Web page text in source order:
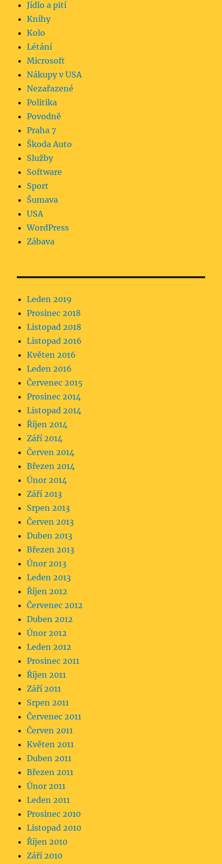
Jídlo a pití
Knihy
Kolo
Létání
Microsoft
Nákupy v USA
Nezařazené
Politika
Povodně
Praha 7
Škoda Auto
Služby
Software
Sport
Šumava
USA
WordPress
Zábava
Leden 2019
Prosinec 2018
Listopad 2018
Listopad 2016
Květen 2016
Leden 2016
Červenec 2015
Prosinec 2014
Listopad 2014
Říjen 2014
Září 2014
Červen 2014
Březen 2014
Únor 2014
Září 2013
Srpen 2013
Červen 2013
Duben 2013
Březen 2013
Únor 2013
Leden 2013
Říjen 2012
Červenec 2012
Duben 2012
Únor 2012
Leden 2012
Prosinec 2011
Říjen 2011
Září 2011
Srpen 2011
Červenec 2011
Červen 2011
Květen 2011
Duben 2011
Březen 2011
Únor 2011
Leden 2011
Prosinec 2010
Listopad 2010
Říjen 2010
Září 2010